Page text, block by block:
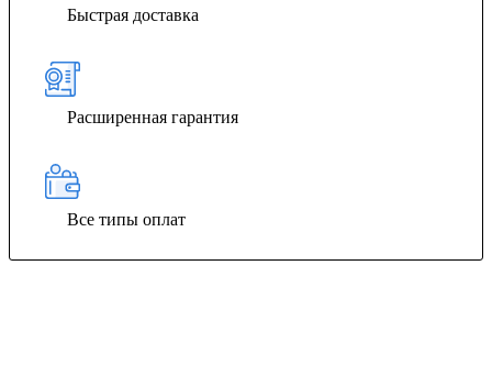
Быстрая доставка
Расширенная гарантия
Все типы оплат